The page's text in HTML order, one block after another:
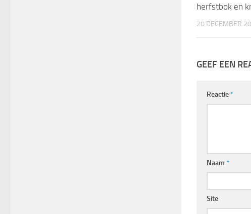
herfstbok en
20 DECEMBER
GEEF EEN
Reactie*
Naam *
Site